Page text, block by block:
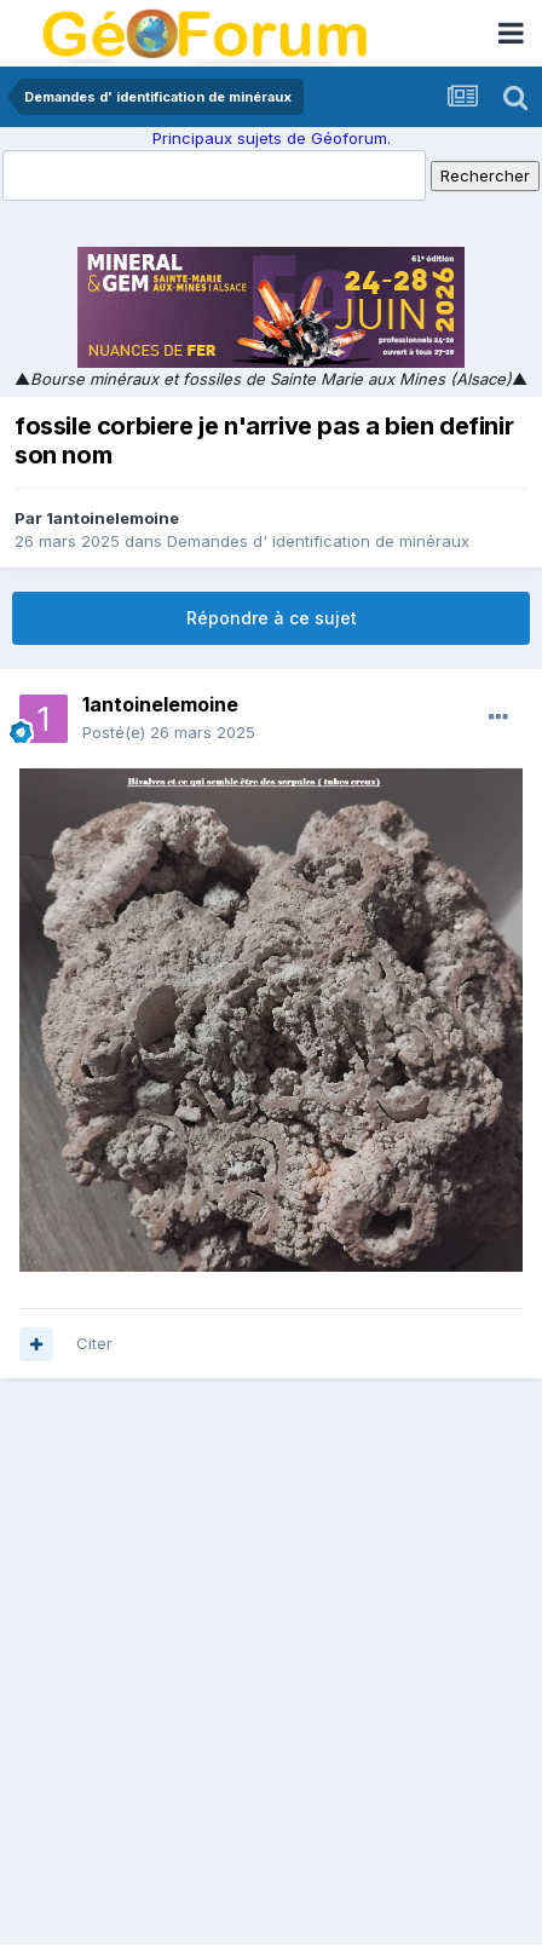
Demandes d' identification de minéraux
Principaux sujets de Géoforum.
▲Bourse minéraux et fossiles de Sainte Marie aux Mines (Alsace)▲
fossile corbiere je n'arrive pas a bien definir
son nom
Par 1antoinelemoine
26 mars 2025 dans Demandes d' identification de minéraux
Répondre à ce sujet
1antoinelemoine
Posté(e) 26 mars 2025
Citer